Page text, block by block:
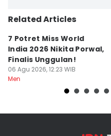
Related Articles
7 Potret Miss World
India 2026 Nikita Porwal,
Finalis Unggulan!
06 Agu 2026, 12:23 WIB
Men